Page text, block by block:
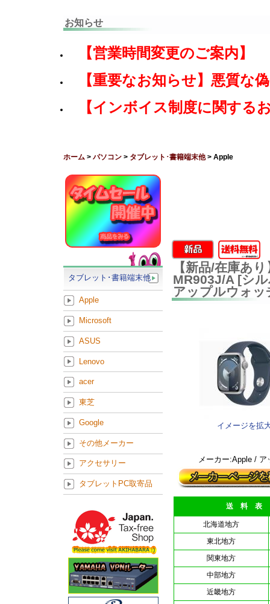
お知らせ
【営業時間変更のご案内】
【重要なお知らせ】悪質な
【インボイス制度に関する
ホーム > パソコン > タブレット･書籍端末他> Apple
【新品/在庫あ
MR903J/A [シ
アップルウォッ
イメージを拡
メーカー:Apple / ア
送 料 表
北海道地方
東北地方
関東地方
中部地方
近畿地方
タブレット･書籍端末他
Apple
Microsoft
ASUS
Lenovo
acer
東芝
Google
その他メーカー
アクセサリー
タブレットPC取寄品